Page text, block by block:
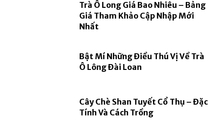
Trà Ô Long Giá Bao Nhiêu – Bảng
Giá Tham Khảo Cập Nhập Mới
Nhất
Bật Mí Những Điều Thú Vị Về Trà
Ô Lông Đài Loan
Cây Chè Shan Tuyết Cổ Thụ – Đặc
Tính Và Cách Trồng